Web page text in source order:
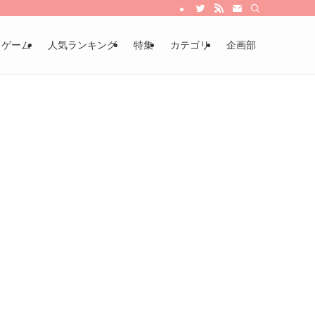
ーム 人気ランキング 特集 カテゴリ 企画部